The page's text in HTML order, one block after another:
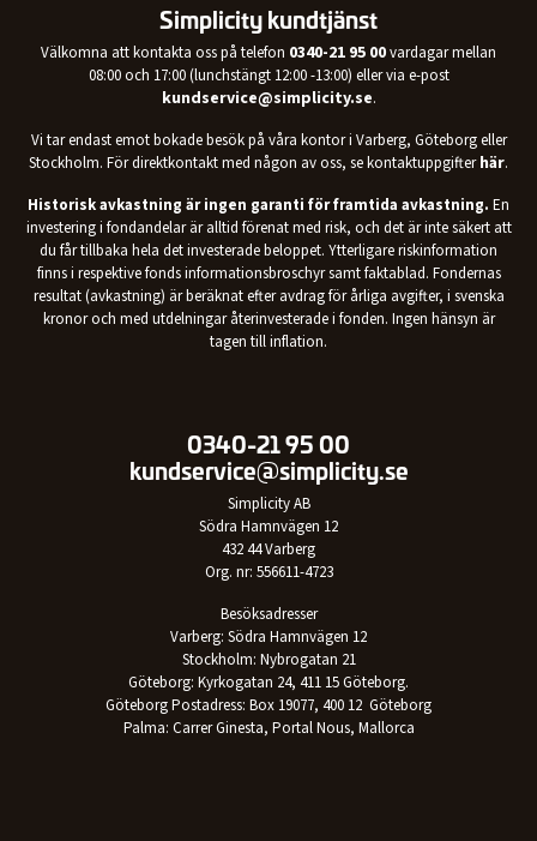
Simplicity kundtjänst
Välkomna att kontakta oss på telefon 0340-21 95 00vardagar mellan
08:00 och 17:00 (lunchstängt 12:00 -13:00) eller via e-post
kundservice@simplicity.se.
Vi tar endast emot bokade besök på våra kontor i Varberg, Göteborg eller
Stockholm. För direktkontakt med någon av oss, se kontaktuppgifterhär.
Historisk avkastning är ingen garanti för framtida avkastning. En
investering i fondandelar är alltid förenat med risk, och det är inte säkert att
du får tillbaka hela det investerade beloppet. Ytterligare riskinformation
finns i respektive fonds informationsbroschyr samt faktablad. Fondernas
resultat (avkastning) är beräknat efter avdrag för årliga avgifter, i svenska
kronor och med utdelningar återinvesterade i fonden. Ingen hänsyn är
tagen till inflation.
0340-21 95 00
kundservice@simplicity.se
Simplicity AB
Södra Hamnvägen 12
432 44 Varberg
Org. nr: 556611-4723
Besöksadresser
Varberg: Södra Hamnvägen 12
Stockholm: Nybrogatan 21
Göteborg: Kyrkogatan 24, 411 15 Göteborg.
Göteborg Postadress: Box 19077, 400 12 Göteborg
Palma: Carrer Ginesta, Portal Nous, Mallorca